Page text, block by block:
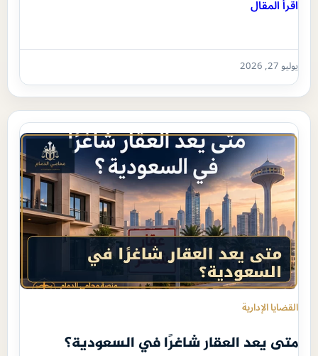
اقرأ المقال
يوليو 27, 2026
القضايا الإدارية
متى يعد العقار شاغرًا في السعودية؟